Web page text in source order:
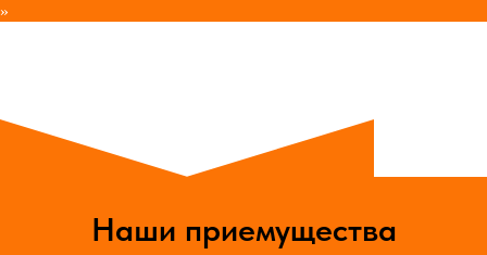
»
Наши приемущества